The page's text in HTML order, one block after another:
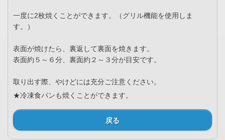
一度に2枚焼くことができます。（グリル機能を使用しま
す。）
表面が焼けたら、裏返して裏面を焼きます。
表面約５～６分、裏面約２～３分が目安です。
取り出す際、やけどには充分ご注意ください。
★冷凍食パンも焼くことができます。
戻る